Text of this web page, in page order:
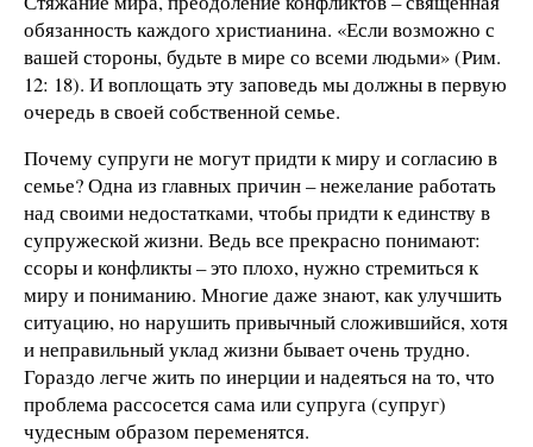
обязанность каждого христианина. «Если возможно с
вашей стороны, будьте в мире со всеми людьми» (Рим.
12: 18). И воплощать эту заповедь мы должны в первую
очередь в своей собственной семье.
Почему супруги не могут придти к миру и согласию в
семье? Одна из главных причин – нежелание работать
над своими недостатками, чтобы придти к единству в
супружеской жизни. Ведь все прекрасно понимают:
ссоры и конфликты – это плохо, нужно стремиться к
миру и пониманию. Многие даже знают, как улучшить
ситуацию, но нарушить привычный сложившийся, хотя
и неправильный уклад жизни бывает очень трудно.
Гораздо легче жить по инерции и надеяться на то, что
проблема рассосется сама или супруга (супруг)
чудесным образом переменятся.